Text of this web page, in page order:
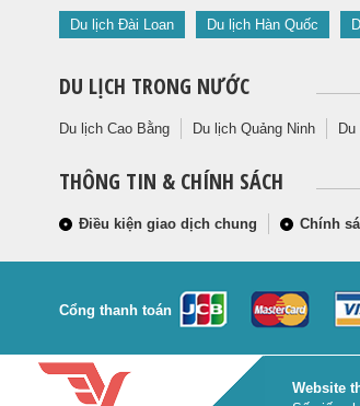
Du lịch Đài Loan Du lịch Hàn Quốc
DU LỊCH TRONG NƯỚC
Du lịch Cao Bằng Du lịch Quảng Ninh
THÔNG TIN & CHÍNH SÁCH
Điều kiện giao dịch chung Chính
Cổng thanh toán
Website